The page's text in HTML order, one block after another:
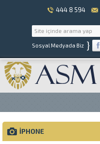
444 8 594
Sosyal Medyada Biz }
IPHONE